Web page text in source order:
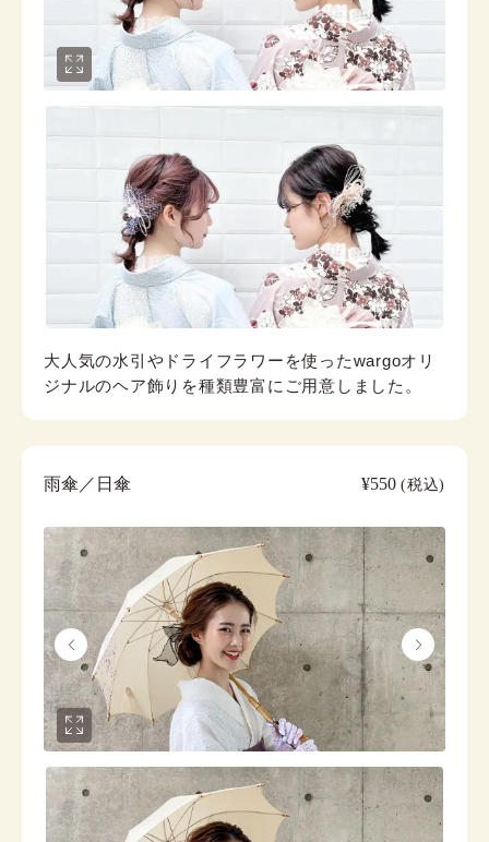
大人気の水引やドライフラワーを使ったwargoオリ
ジナルのヘア飾りを種類豊富にご用意しました。
雨傘／日傘 ¥550(税込)